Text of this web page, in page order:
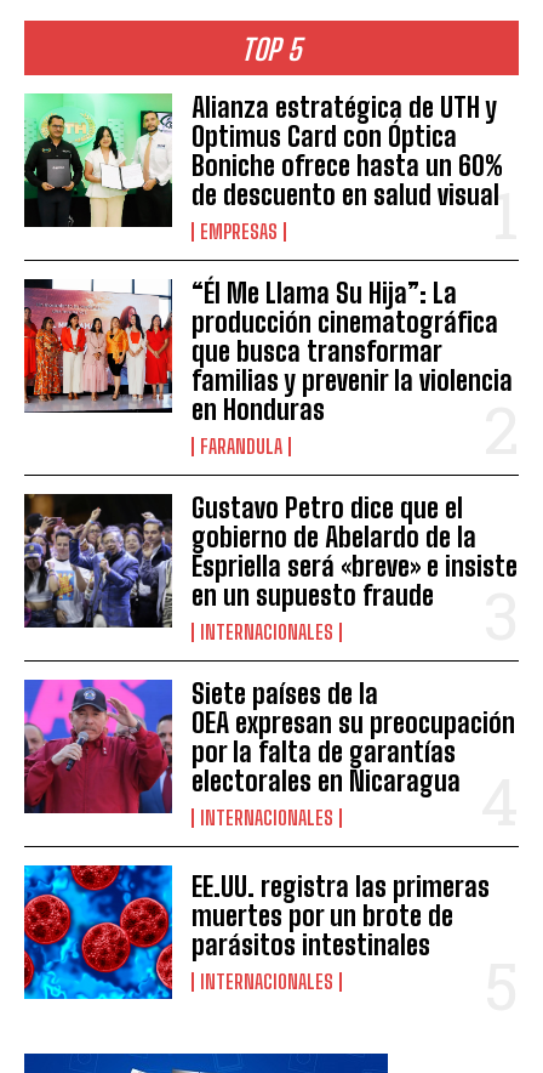
TOP 5
Alianza estratégica de UTH y
Optimus Card con Óptica
Boniche ofrece hasta un 60%
de descuento en salud visual
EMPRESAS
“Él Me Llama Su Hija”: La
producción cinematográfica
que busca transformar
familias y prevenir la violencia
en Honduras
FARANDULA
Gustavo Petro dice que el
gobierno de Abelardo de la
Espriella será «breve» e insiste
en un supuesto fraude
INTERNACIONALES
Siete países de la
OEA expresan su preocupación
por la falta de garantías
electorales en Nicaragua
INTERNACIONALES
EE.UU. registra las primeras
muertes por un brote de
parásitos intestinales
INTERNACIONALES